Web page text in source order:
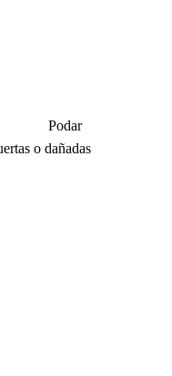
Podar
o dañadas